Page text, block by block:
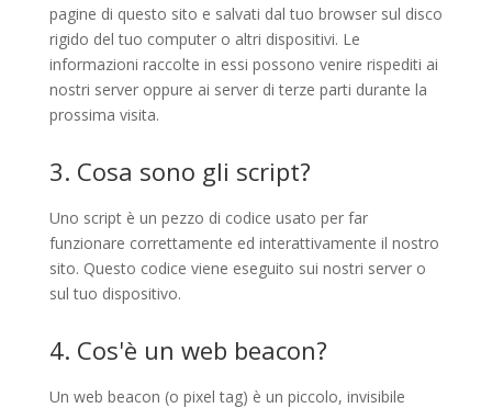
pagine di questo sito e salvati dal tuo browser sul disco
rigido del tuo computer o altri dispositivi. Le
informazioni raccolte in essi possono venire rispediti ai
nostri server oppure ai server di terze parti durante la
prossima visita.
3. Cosa sono gli script?
Uno script è un pezzo di codice usato per far
funzionare correttamente ed interattivamente il nostro
sito. Questo codice viene eseguito sui nostri server o
sul tuo dispositivo.
4. Cos'è un web beacon?
Un web beacon (o pixel tag) è un piccolo, invisibile